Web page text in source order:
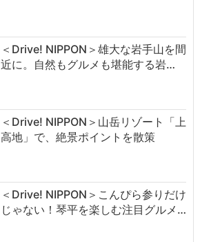
＜Drive! NIPPON＞雄大な岩手山を間
近に。自然もグルメも堪能する岩…
＜Drive! NIPPON＞山岳リゾート「上
高地」で、絶景ポイントを散策
＜Drive! NIPPON＞こんぴら参りだけ
じゃない！琴平を楽しむ注目グルメ…